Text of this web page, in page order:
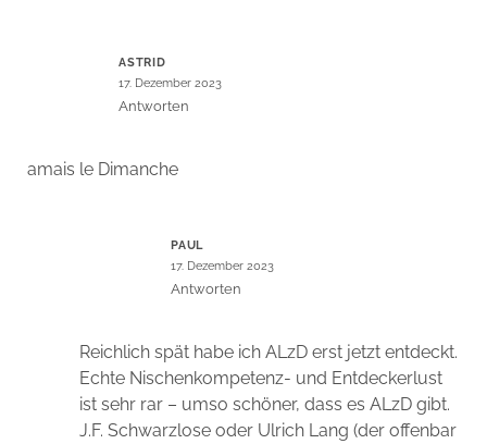
ASTRID
17. Dezember 2023
Antworten
amais le Dimanche
PAUL
17. Dezember 2023
Antworten
Reichlich spät habe ich ALzD erst jetzt entdeckt.
Echte Nischenkompetenz- und Entdeckerlust
ist sehr rar – umso schöner, dass es ALzD gibt.
J.F. Schwarzlose oder Ulrich Lang (der offenbar